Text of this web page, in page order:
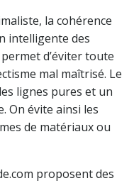
la cohérence
intelligente des
d’éviter toute
mal maîtrisé. Le
lignes pures et un
On évite ainsi les
de matériaux ou
proposent des